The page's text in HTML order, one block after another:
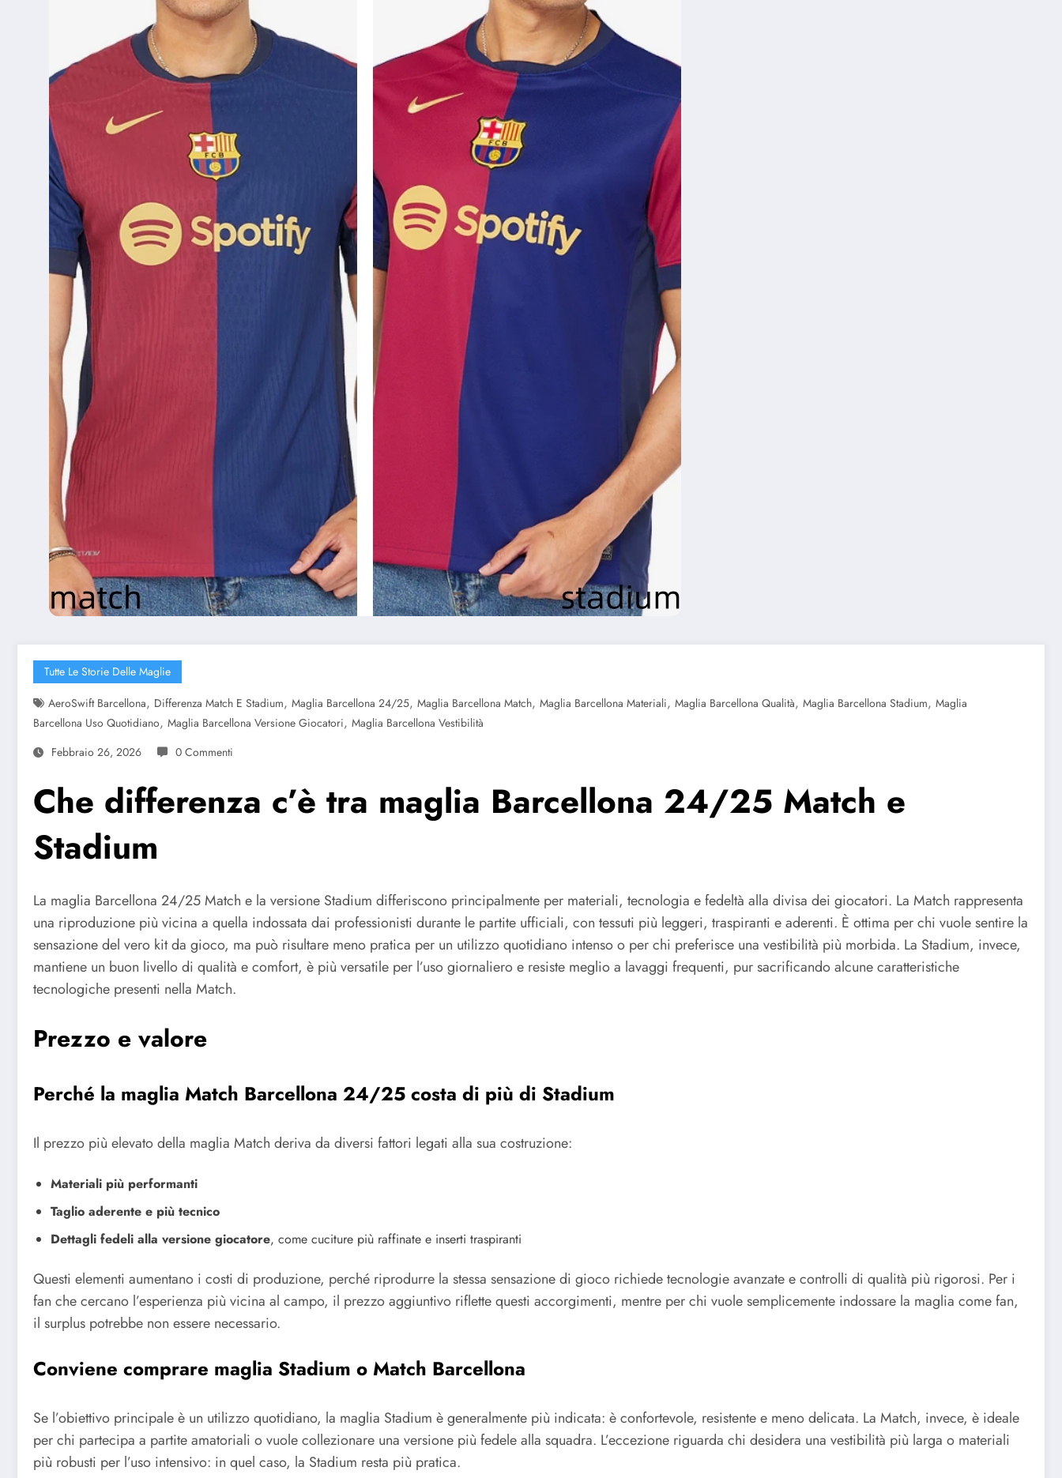
Tutte Le Storie Delle Maglie
AeroSwift Barcellona, Differenza Match E Stadium, Maglia Barcellona 24/25, Maglia Barcellona Match, Maglia Barcellona Materiali, Maglia Barcellona Qualità, Maglia Barcellona Stadium, Maglia
Barcellona Uso Quotidiano, Maglia Barcellona Versione Giocatori, Maglia Barcellona Vestibilità
Febbraio 26, 2026
0 Commenti
Che differenza c’è tra maglia Barcellona 24/25 Match e
Stadium
La maglia Barcellona 24/25 Match e la versione Stadium differiscono principalmente per materiali, tecnologia e fedeltà alla divisa dei giocatori. La Match rappresenta
una riproduzione più vicina a quella indossata dai professionisti durante le partite ufficiali, con tessuti più leggeri, traspiranti e aderenti. È ottima per chi vuole sentire la
sensazione del vero kit da gioco, ma può risultare meno pratica per un utilizzo quotidiano intenso o per chi preferisce una vestibilità più morbida. La Stadium, invece,
mantiene un buon livello di qualità e comfort, è più versatile per l’uso giornaliero e resiste meglio a lavaggi frequenti, pur sacrificando alcune caratteristiche
tecnologiche presenti nella Match.
Prezzo e valore
Perché la maglia Match Barcellona 24/25 costa di più di Stadium
Il prezzo più elevato della maglia Match deriva da diversi fattori legati alla sua costruzione:
Materiali più performanti
Taglio aderente e più tecnico
Dettagli fedeli alla versione giocatore, come cuciture più raffinate e inserti traspiranti
Questi elementi aumentano i costi di produzione, perché riprodurre la stessa sensazione di gioco richiede tecnologie avanzate e controlli di qualità più rigorosi. Per i
fan che cercano l’esperienza più vicina al campo, il prezzo aggiuntivo riflette questi accorgimenti, mentre per chi vuole semplicemente indossare la maglia come fan,
il surplus potrebbe non essere necessario.
Conviene comprare maglia Stadium o Match Barcellona
Se l’obiettivo principale è un utilizzo quotidiano, la maglia Stadium è generalmente più indicata: è confortevole, resistente e meno delicata. La Match, invece, è ideale
per chi partecipa a partite amatoriali o vuole collezionare una versione più fedele alla squadra. L’eccezione riguarda chi desidera una vestibilità più larga o materiali
più robusti per l’uso intensivo: in quel caso, la Stadium resta più pratica.